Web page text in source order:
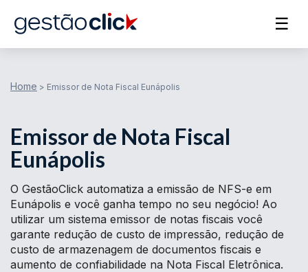
☰
Home > Emissor de Nota Fiscal Eunápolis
Emissor de Nota Fiscal
Eunápolis
O GestãoClick automatiza a emissão de NFS-e em
Eunápolis e você ganha tempo no seu negócio! Ao
utilizar um sistema emissor de notas fiscais você
garante redução de custo de impressão, redução de
custo de armazenagem de documentos fiscais e
aumento de confiabilidade na Nota Fiscal Eletrônica.